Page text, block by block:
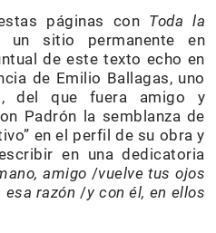
páginas con Toda la
un sitio permanente en
de este texto echo en
de Emilio Ballagas, uno
del que fuera amigo y
Padrón la semblanza de
en el perfil de su obra y
en una dedicatoria
amigo /vuelve tus ojos
esa razón /y con él, en ellos